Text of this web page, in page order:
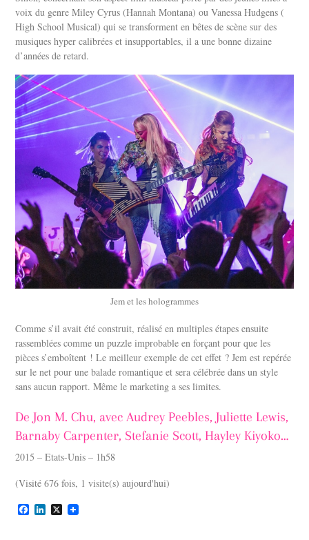
voix du genre Miley Cyrus (Hannah Montana) ou Vanessa Hudgens (
High School Musical) qui se transforment en bêtes de scène sur des
musiques hyper calibrées et insupportables, il a une bonne dizaine
d’années de retard.
Jem et les hologrammes
Comme s’il avait été construit, réalisé en multiples étapes ensuite
rassemblées comme un puzzle improbable en forçant pour que les
pièces s’emboîtent ! Le meilleur exemple de cet effet ? Jem est repérée
sur le net pour une balade romantique et sera célébrée dans un style
sans aucun rapport. Même le marketing a ses limites.
De Jon M. Chu, avec Audrey Peebles, Juliette Lewis,
Barnaby Carpenter, Stefanie Scott, Hayley Kiyoko…
2015 – Etats-Unis – 1h58
(Visité 676 fois, 1 visite(s) aujourd'hui)
F L X